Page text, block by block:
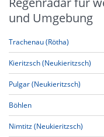
und Umgebung
Trachenau (Rötha)
Kieritzsch (Neukieritzsch)
Pulgar (Neukieritzsch)
Böhlen
Nimtitz (Neukieritzsch)